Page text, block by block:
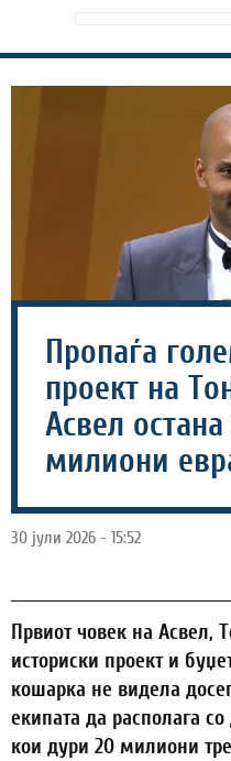
Пропаѓа
проект на
Асвел
милиони
30 јули 2026 - 15:52
Првиот човек на Асвел,
историски проект и
кошарка не видела
екипата да располага
кои дури 20 милиони